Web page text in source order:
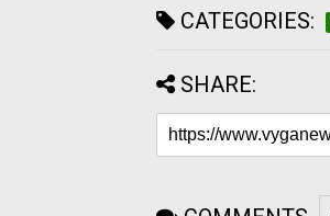
CATEGORIES:
SHARE: